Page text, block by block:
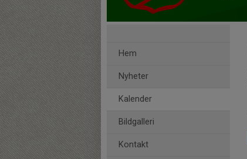
Hem
Nyheter
Kalender
Bildgalleri
Kontakt